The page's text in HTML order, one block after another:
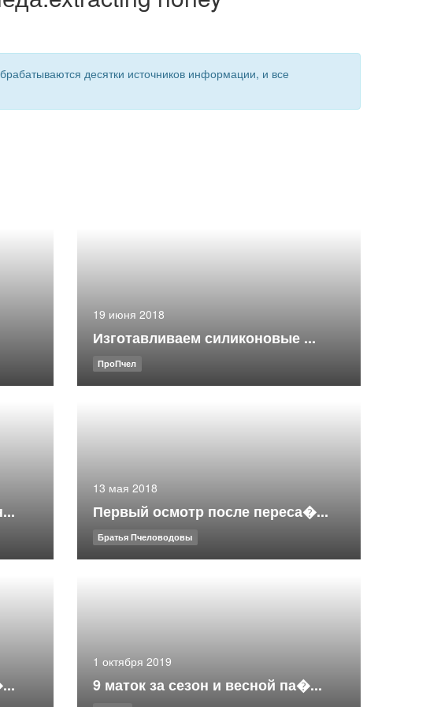
десятки источников информации, и все
19 июня 2018
Изготавливаем силиконовые ...
ПроПчел
13 мая 2018
Первый осмотр после переса�...
Братья Пчеловодовы
1 октября 2019
9 маток за сезон и весной па�...